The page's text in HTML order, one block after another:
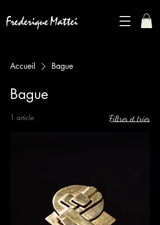
Frederique Mattei
Accueil Bague
Bague
1 article Filtrer et trier